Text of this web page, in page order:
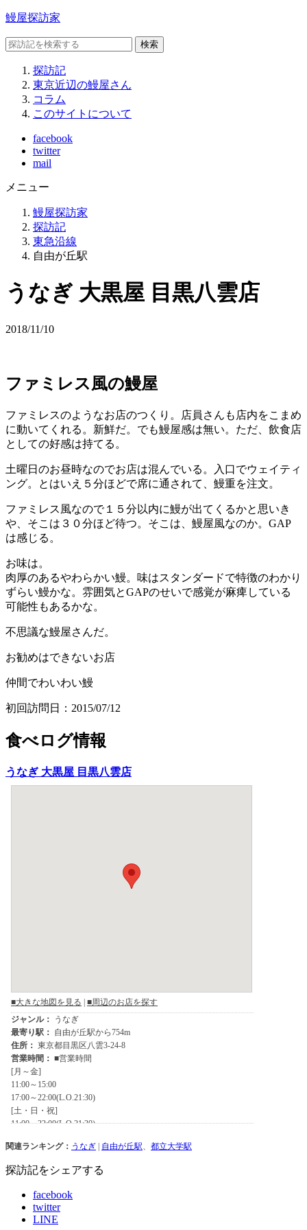
鰻屋探訪家
検索
探訪記
東京近辺の鰻屋さん
コラム
このサイトについて
facebook
twitter
mail
メニュー
鰻屋探訪家
探訪記
東急沿線
自由が丘駅
うなぎ 大黒屋 目黒八雲店
2018/11/10
ファミレス風の鰻屋
ファミレスのようなお店のつくり。店員さんも店内をこまめ
に動いてくれる。新鮮だ。でも鰻屋感は無い。ただ、飲食店
としての好感は持てる。
土曜日のお昼時なのでお店は混んでいる。入口でウェイティ
ング。とはいえ５分ほどで席に通されて、鰻重を注文。
ファミレス風なので１５分以内に鰻が出てくるかと思いき
や、そこは３０分ほど待つ。そこは、鰻屋風なのか。GAP
は感じる。
お味は。
肉厚のあるやわらかい鰻。味はスタンダードで特徴のわかり
ずらい鰻かな。雰囲気とGAPのせいで感覚が麻痺している
可能性もあるかな。
不思議な鰻屋さんだ。
お勧めはできないお店
仲間でわいわい鰻
初回訪問日：2015/07/12
食べログ情報
うなぎ 大黒屋 目黒八雲店
関連ランキング： うなぎ | 自由が丘駅 都立大学駅
探訪記をシェアする
facebook
twitter
LINE